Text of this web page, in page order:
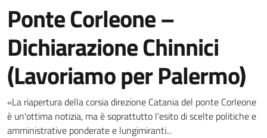
Ponte Corleone –
Dichiarazione Chinnici
(Lavoriamo per Palermo)
Dettagli della notizia
«La riapertura della corsia direzione Catania del ponte Corleone
è un'ottima notizia, ma è soprattutto l'esito di scelte politiche e
amministrative ponderate e lungimiranti...